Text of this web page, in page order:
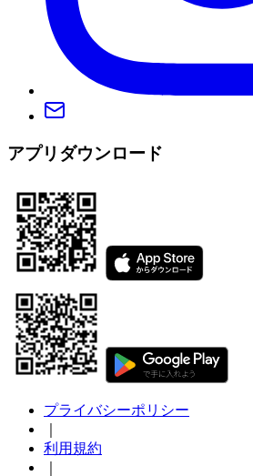
アプリダウンロード
プライバシーポリシー
利用規約